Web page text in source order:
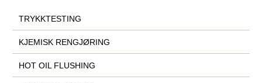
TRYKKTESTING
KJEMISK RENGJØRING
HOT OIL FLUSHING